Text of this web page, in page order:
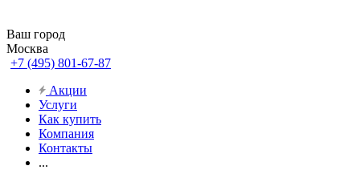
Ваш город
Москва
+7 (495) 801-67-87
Акции
Услуги
Как купить
Компания
Контакты
...